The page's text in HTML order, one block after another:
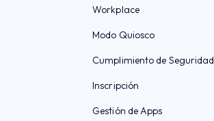
Workplace
Modo Quiosco
Cumplimiento de Seguridad
Inscripción
Gestión de Apps